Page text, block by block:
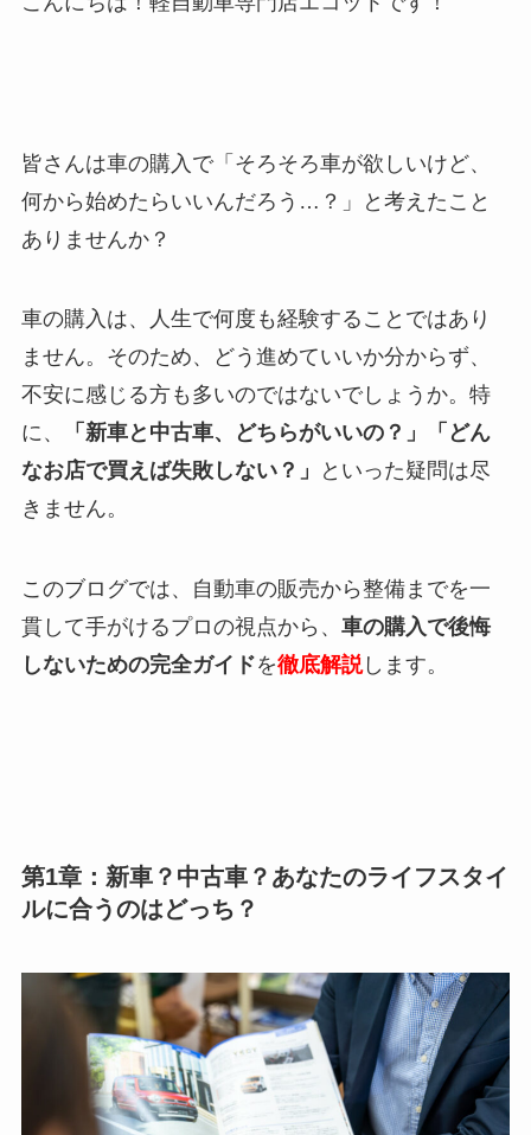
皆さんは車の購入で「そろそろ車が欲しいけど、
何から始めたらいいんだろう…？」と考えたこと
ありませんか？
車の購入は、人生で何度も経験することではあり
ません。そのため、どう進めていいか分からず、
不安に感じる方も多いのではないでしょうか。特
に、
「新車と中古車、どちらがいいの？」「どん
なお店で買えば失敗しない？」
といった疑問は尽
きません。
このブログでは、自動車の販売から整備までを一
貫して手がけるプロの視点から、 車の購入で後悔
しないための完全ガイドを徹底解説します。
第1章：新車？中古車？あなたのライフスタイ
ルに合うのはどっち？